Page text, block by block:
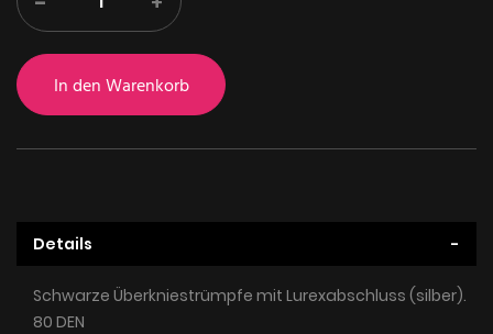
In den Warenkorb
Details
Schwarze Überkniestrümpfe mit Lurexabschluss (silber).
80 DEN